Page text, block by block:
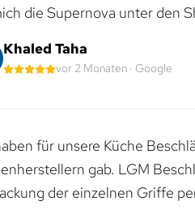
die Supernova unter den
Khaled Taha
vor 2 Monaten · Google
für unsere Küche
gab. LGM
der einzelnen Griffe